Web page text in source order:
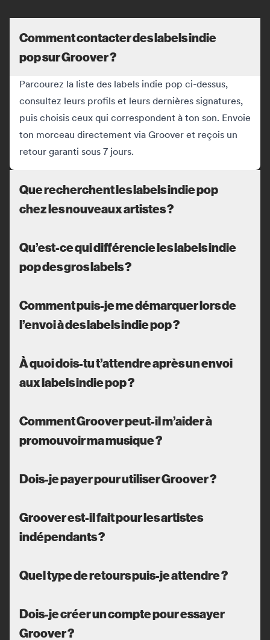
Comment contacter des labels indie
pop sur Groover ?
Parcourez la liste des labels indie pop ci-dessus,
consultez leurs profils et leurs dernières signatures,
puis choisis ceux qui correspondent à ton son. Envoie
ton morceau directement via Groover et reçois un
retour garanti sous 7 jours.
Que recherchent les labels indie pop
chez les nouveaux artistes ?
Qu’est-ce qui différencie les labels indie
pop des gros labels ?
Comment puis-je me démarquer lors de
l’envoi à des labels indie pop ?
À quoi dois-tu t’attendre après un envoi
aux labels indie pop ?
Comment Groover peut-il m’aider à
promouvoir ma musique ?
Dois-je payer pour utiliser Groover ?
Groover est-il fait pour les artistes
indépendants ?
Quel type de retours puis-je attendre ?
Dois-je créer un compte pour essayer
Groover ?